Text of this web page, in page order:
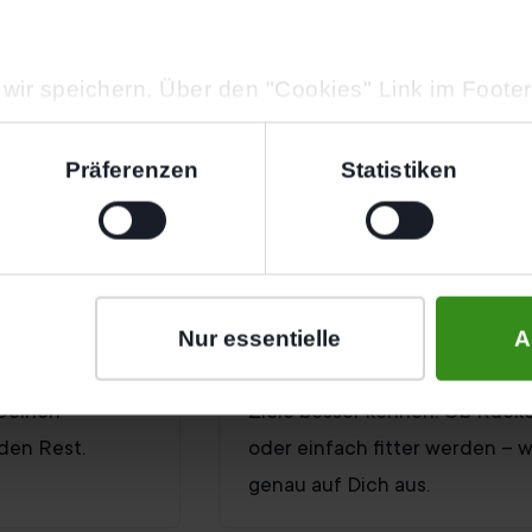
speichern. Über den "Cookies" Link im
ändern.
Präferenzen Statistiken
Nur essentielle
online
Rest.
In einem kurzen Gespräch
Ziele besser kennen. Ob
oder einfach fitter werden –
genau auf Dich aus.